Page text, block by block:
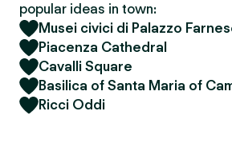
popular ideas in town:
Musei civici di Palazzo
Piacenza Cathedral
Cavalli Square
Basilica of Santa Maria of
Ricci Oddi